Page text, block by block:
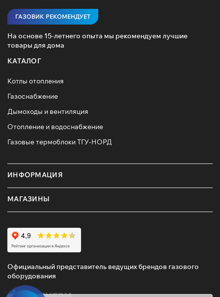
ГАЗОВИК РЕКОМЕНДУЕТ
На основе 15-летнего опыта мы рекомендуем лучшие
товары для дома
КАТАЛОГ
Котлы отопления
Газоснабжение
Дымоходы и вентиляция
Отопление и водоснабжение
Газовые термоблоки ТГУ-НОРД
ИНФОРМАЦИЯ
МАГАЗИНЫ
Официальный представитель ведущих брендов газового
оборудования